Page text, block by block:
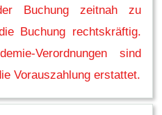
Buchung zeitnah zu
Buchung rechtskräftig.
Verordnungen sind
Vorauszahlung erstattet.